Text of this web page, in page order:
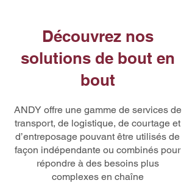
Découvrez nos
solutions de bout en
bout
ANDY offre une gamme de services de
transport, de logistique, de courtage et
d’entreposage pouvant être utilisés de
façon indépendante ou combinés pour
répondre à des besoins plus
complexes en chaîne